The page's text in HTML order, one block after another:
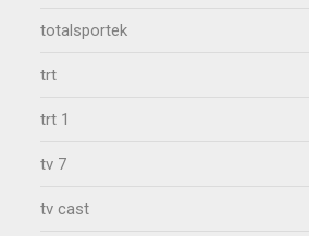
totalsportek
trt
trt 1
tv 7
tv cast